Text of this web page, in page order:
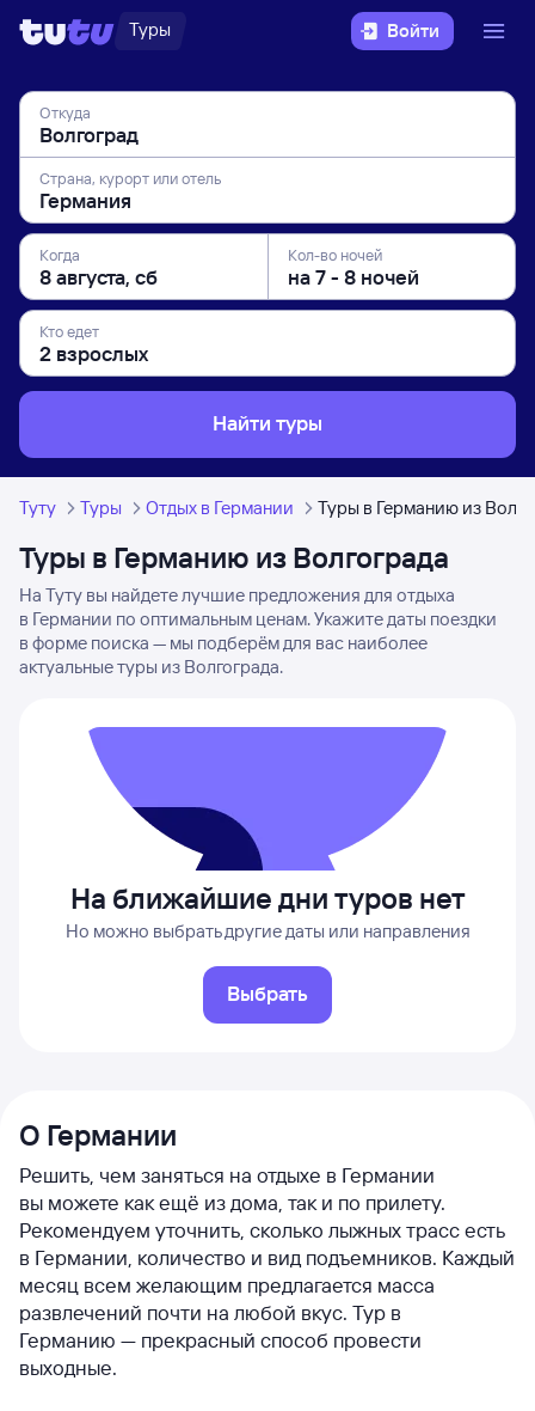
Туры Войти
Откуда
Страна, курорт или отель
Когда Кол-во ночей
Кто едет
Найти туры
Туту Туры Отдых в Германии Туры в Германию из
Туры в Германию из Волгограда
На Туту вы найдете лучшие предложения для отдыха
в Германии по оптимальным ценам. Укажите даты поездки
в форме поиска — мы подберём для вас наиболее
актуальные туры из Волгограда.
На ближайшие дни туров нет
Но можно выбрать другие даты или направления
Выбрать
О Германии
Решить, чем заняться на отдыхе в Германии
вы можете как ещё из дома, так и по прилету.
Рекомендуем уточнить, сколько лыжных трасс есть
в Германии, количество и вид подъемников. Каждый
месяц всем желающим предлагается масса
развлечений почти на любой вкус. Тур в
Германию — прекрасный способ провести
выходные.